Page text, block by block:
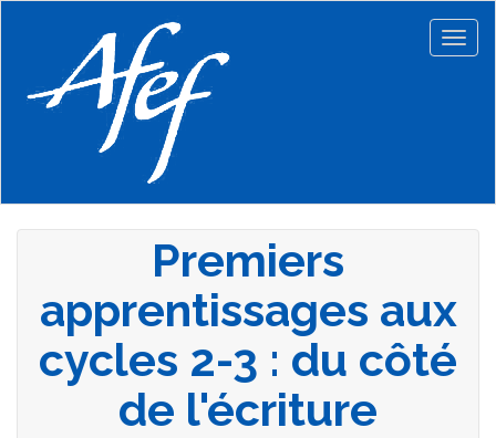
principal
Premiers
apprentissages aux
cycles 2-3 : du côté
de l'écriture